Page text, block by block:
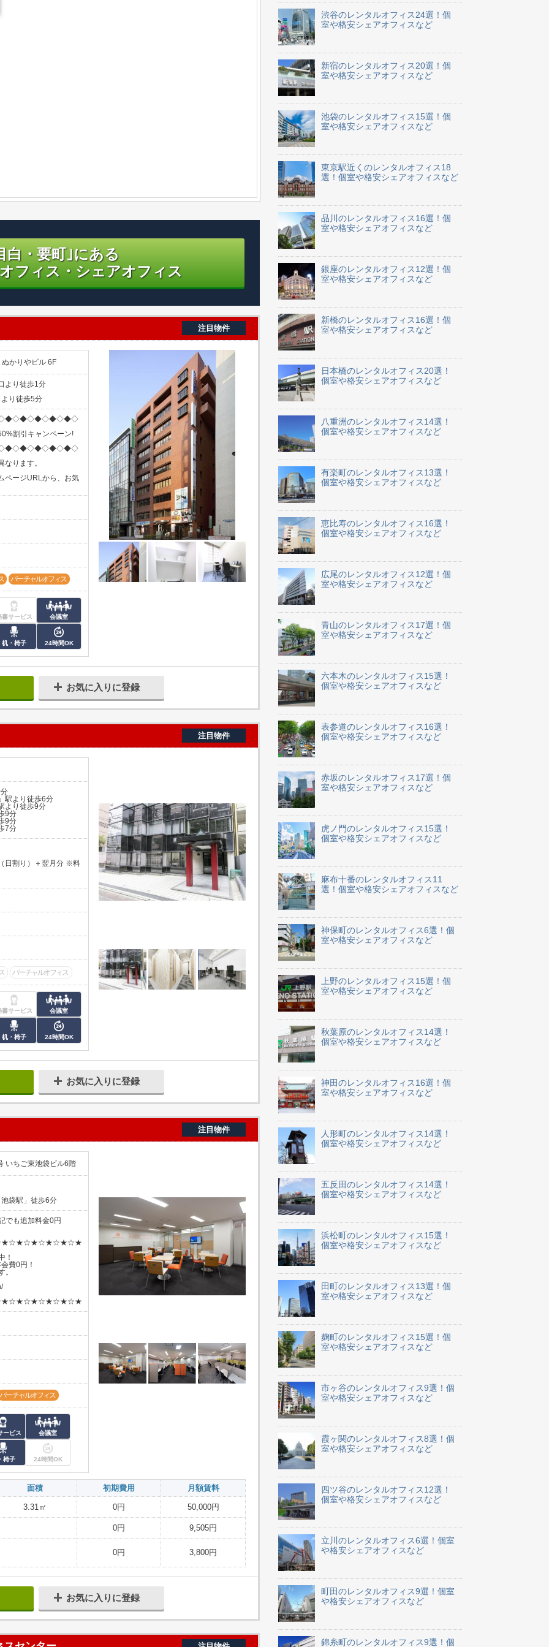
白・要町｣にある
フィス・シェアオフィス
注目物件
かりやビル 6F
より徒歩1分
り徒歩5分
割引キャンペーン!
ります。
ページURLから、お気
バーチャルオフィス
書サービス 会議室
机・椅子 24時間OK
お気に入りに登録
注目物件
駅より徒歩6分
より徒歩9分
9分
9分
7分
日割り）＋翌月分 ※料
バーチャルオフィス
書サービス 会議室
机・椅子 24時間OK
お気に入りに登録
注目物件
いちご東池袋ビル6階
袋駅」徒歩6分
も追加料金0円
！
費0円！
。
バーチャルオフィス
ービス 会議室
椅子 24時間OK
面積 初期費用 月額賃料
3.31㎡ 0円 50,000円
0円 9,505円
0円 3,800円
お気に入りに登録
渋谷のレンタルオフィス24選！個
室や格安シェアオフィスなど
新宿のレンタルオフィス20選！個
室や格安シェアオフィスなど
池袋のレンタルオフィス15選！個
室や格安シェアオフィスなど
東京駅近くのレンタルオフィス18
選！個室や格安シェアオフィスなど
品川のレンタルオフィス16選！個
室や格安シェアオフィスなど
銀座のレンタルオフィス12選！個
室や格安シェアオフィスなど
新橋のレンタルオフィス16選！個
室や格安シェアオフィスなど
日本橋のレンタルオフィス20選！
個室や格安シェアオフィスなど
八重洲のレンタルオフィス14選！
個室や格安シェアオフィスなど
有楽町のレンタルオフィス13選！
個室や格安シェアオフィスなど
恵比寿のレンタルオフィス16選！
個室や格安シェアオフィスなど
広尾のレンタルオフィス12選！個
室や格安シェアオフィスなど
青山のレンタルオフィス17選！個
室や格安シェアオフィスなど
六本木のレンタルオフィス15選！
個室や格安シェアオフィスなど
表参道のレンタルオフィス16選！
個室や格安シェアオフィスなど
赤坂のレンタルオフィス17選！個
室や格安シェアオフィスなど
虎ノ門のレンタルオフィス15選！
個室や格安シェアオフィスなど
麻布十番のレンタルオフィス11
選！個室や格安シェアオフィスなど
神保町のレンタルオフィス6選！個
室や格安シェアオフィスなど
上野のレンタルオフィス15選！個
室や格安シェアオフィスなど
秋葉原のレンタルオフィス14選！
個室や格安シェアオフィスなど
神田のレンタルオフィス16選！個
室や格安シェアオフィスなど
人形町のレンタルオフィス14選！
個室や格安シェアオフィスなど
五反田のレンタルオフィス14選！
個室や格安シェアオフィスなど
浜松町のレンタルオフィス15選！
個室や格安シェアオフィスなど
田町のレンタルオフィス13選！個
室や格安シェアオフィスなど
麹町のレンタルオフィス15選！個
室や格安シェアオフィスなど
市ヶ谷のレンタルオフィス9選！個
室や格安シェアオフィスなど
霞ヶ関のレンタルオフィス8選！個
室や格安シェアオフィスなど
四ツ谷のレンタルオフィス12選！
個室や格安シェアオフィスなど
立川のレンタルオフィス6選！個室
や格安シェアオフィスなど
町田のレンタルオフィス9選！個室
や格安シェアオフィスなど
錦糸町のレンタルオフィス9選！個